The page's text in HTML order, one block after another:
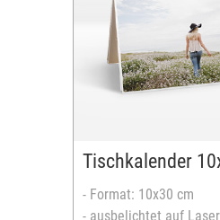
Tischkalender
- Format: 10x30 cm
- ausbelichtet auf
Material:
verstellbar
Bedruckbare
versandfertig